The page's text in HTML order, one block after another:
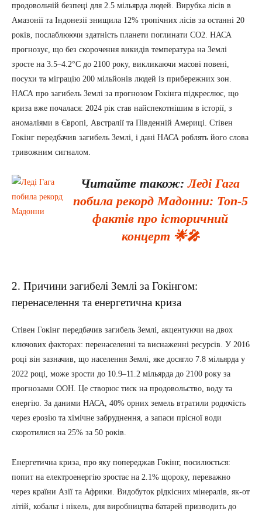
продовольчій безпеці для 2.5 мільярда людей. Вирубка лісів в
Амазонії та Індонезії знищила 12% тропічних лісів за останні 20
років, послаблюючи здатність планети поглинати CO2. НАСА
прогнозує, що без скорочення викидів температура на Землі
зросте на 3.5–4.2°C до 2100 року, викликаючи масові повені,
посухи та міграцію 200 мільйонів людей із прибережних зон.
НАСА про загибель Землі за прогнозом Гокінга підкреслює, що
криза вже почалася: 2024 рік став найспекотнішим в історії, з
аномаліями в Європі, Австралії та Південній Америці. Стівен
Гокінг передбачив загибель Землі, і дані НАСА роблять його слова
тривожним сигналом.
Читайте також:Леді Гага
побила рекорд Мадонни: Топ-5
фактів про історичний
концерт 🌟🎤
2. Причини загибелі Землі за Гокінгом:
перенаселення та енергетична криза
Стівен Гокінг передбачив загибель Землі, акцентуючи на двох
ключових факторах: перенаселенні та виснаженні ресурсів. У 2016
році він зазначив, що населення Землі, яке досягло 7.8 мільярда у
2022 році, може зрости до 10.9–11.2 мільярда до 2100 року за
прогнозами ООН. Це створює тиск на продовольство, воду та
енергію. За даними НАСА, 40% орних земель втратили родючість
через ерозію та хімічне забруднення, а запаси прісної води
скоротилися на 25% за 50 років.
Енергетична криза, про яку попереджав Гокінг, посилюється:
попит на електроенергію зростає на 2.1% щороку, переважно
через країни Азії та Африки. Видобуток рідкісних мінералів, як-от
літій, кобальт і нікель, для виробництва батарей призводить до